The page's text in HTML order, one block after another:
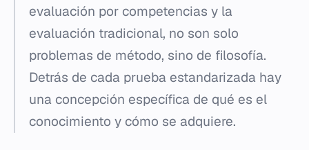
evaluación por competencias y la
evaluación tradicional, no son solo
problemas de método, sino de filosofía.
Detrás de cada prueba estandarizada hay
una concepción específica de qué es el
conocimiento y cómo se adquiere.